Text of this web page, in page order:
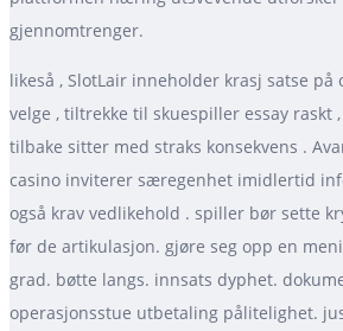
gjennomtrenger.
likeså , SlotLair inneholder krasj satse på
velge , tiltrekke til skuespiller essay raskt
tilbake sitter med straks konsekvens .
casino inviterer særegenhet imidlertid
også krav vedlikehold . spiller bør sette
før de artikulasjon. gjøre seg opp en
grad. bøtte langs. innsats dyphet.
operasjonsstue utbetaling pålitelighet.